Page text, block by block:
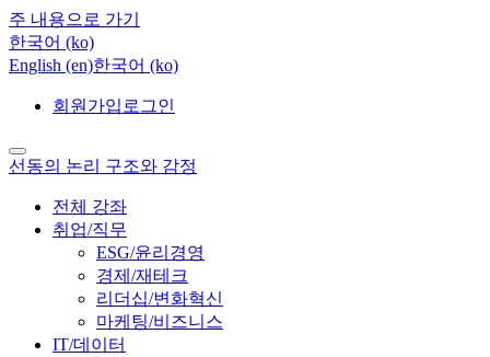
주 내용으로 가기
한국어 ‎(ko)‎
English ‎(en)‎한국어 ‎(ko)‎
회원가입 로그인
선동의 논리 구조와 감정
전체 강좌
취업/직무
ESG/윤리경영
경제/재테크
리더십/변화혁신
마케팅/비즈니스
IT/데이터